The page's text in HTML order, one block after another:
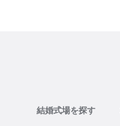
結婚式場を探す